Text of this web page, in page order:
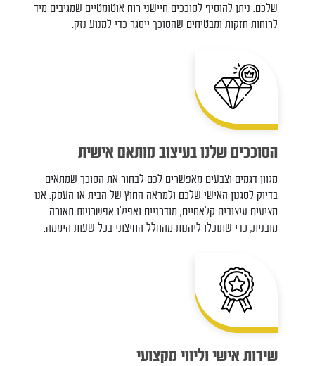
שלכם. ניתן להוסיף לסוככים חיישני רוח אוטומטיים שמגיבים מיד
לרוחות חזקות ומבטיחים שהסוכך ייסגר כדי למנוע נזק.
הסוככים שלנו בעיצוב מותאם אישית
מגוון דגמים וצבעים מאפשרים לכם לבחור את הסוכך שמתאים
בדיוק לסגנון האישי שלכם ולמראה החוץ של הבית או העסק. אנו
מציעים עיצובים קלאסיים, מודרניים ואפילו אפשרויות תאורה
מובנית, כדי שתוכלו ליהנות מהחלל החיצוני בכל שעות היממה.
שירות אישי וליווי מקצועי